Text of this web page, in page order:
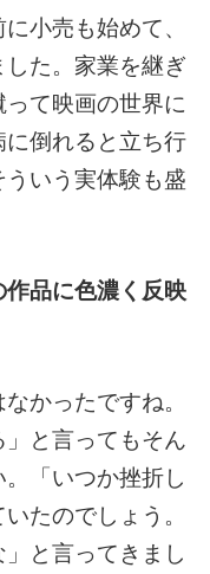
小売も始めて、
た。家業を継ぎ
て映画の世界に
に倒れると立ち行
いう実体験も盛
品に色濃く反映
かったですね。
」と言ってもそん
「いつか挫折し
たのでしょう。
と言ってきまし